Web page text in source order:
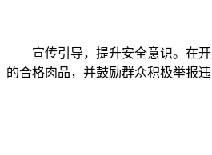
宣传引导，提升安全意识。在开
的合格肉品，并鼓励群众积极举报